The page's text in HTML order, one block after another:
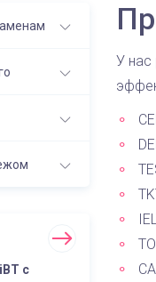
с
У нас